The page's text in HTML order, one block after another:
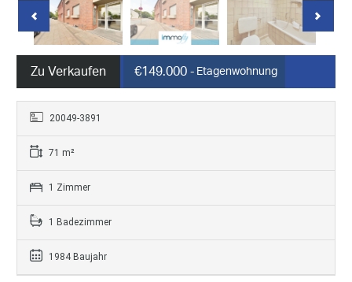
Zu Verkaufen €149.000 - Etagenwohnung
20049-3891
71 m²
1 Zimmer
1 Badezimmer
1984 Baujahr